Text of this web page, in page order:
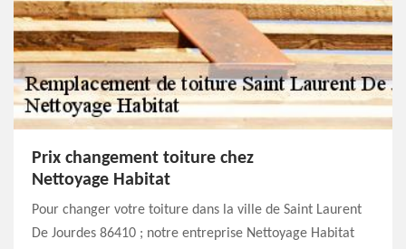
Prix changement toiture chez
Nettoyage Habitat
Pour changer votre toiture dans la ville de Saint Laurent
De Jourdes 86410 ; notre entreprise Nettoyage Habitat